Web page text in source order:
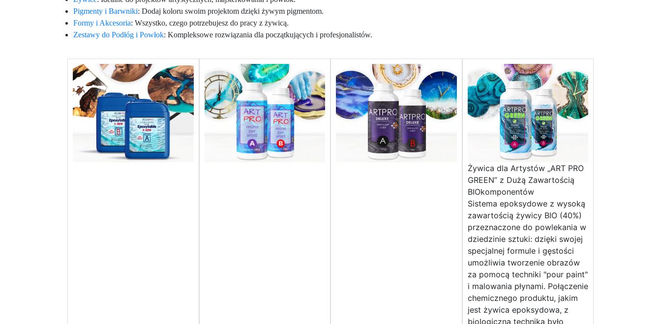
Pigmenty i Barwniki: Dodaj koloru swoim projektom dzięki żywym pigmentom.
Formy i Akcesoria: Wszystko, czego potrzebujesz do pracy z żywicą.
Zestawy do Podłóg i Powłok: Kompleksowe rozwiązania dla początkujących i profesjonalistów.
Żywica dla Artystów „ART PRO
GREEN” z Dużą Zawartością
BIOkomponentów
Sistema epoksydowe z wysoką
zawartością żywicy BIO (40%)
przeznaczone do powlekania w
dziedzinie sztuki: dzięki swojej
specjalnej formule i gęstości
umożliwia tworzenie obrazów
za pomocą techniki "pour paint"
i malowania płynami. Połączenie
chemicznego produktu, jakim
jest żywica epoksydowa, z
biologiczną techniką było